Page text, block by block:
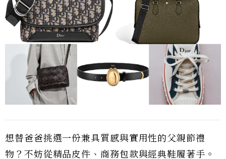
想替爸爸挑選一份兼具質感與實用性的父親節禮
物？不妨從精品皮件、商務包款與經典鞋履著手。